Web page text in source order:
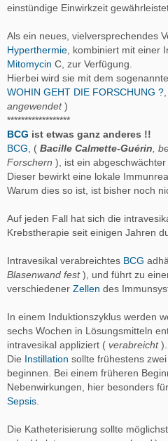
einstündige Einwirkzeit
Als ein neues, vielversprechendes
Hyperthermie , kombiniert mit einer
Mitomycin C, zur Verfügung.
Hierbei wird sie mit dem
WOHIN GEHT DIE FORSCHUNG ?
angewendet)
******************
BCG ist etwas ganz anderes !!
BCG , ( Bacille Calmette-Guérin ,
Forschern ), ist ein abgeschwächter
Dieser bewirkt eine lokale
Warum dies so ist, ist bisher noch
Auf jeden Fall hat sich die
Krebstherapie seit einigen Jahren
Intravesikal verabreichtes BCG
Blasenwand fest), und führt zu
verschiedener Zellen des
In einem Induktionszyklus werden
sechs Wochen in Lösungsmitteln
intravesikal appliziert ( verabreicht).
Die Instillation sollte frühestens
beginnen. Bei einem früheren
Nebenwirkungen, hier besonders
Sepsis
Die Katheterisierung sollte